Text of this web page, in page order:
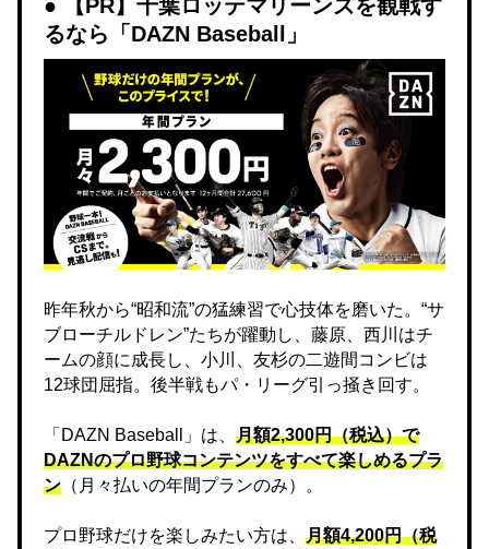
【PR】千葉ロッテマリーンズを観戦す
るなら「DAZN Baseball」
昨年秋から“昭和流”の猛練習で心技体を磨いた。“サ
ブローチルドレン”たちが躍動し、藤原、西川はチ
ームの顔に成長し、小川、友杉の二遊間コンビは
12球団屈指。後半戦もパ・リーグ引っ掻き回す。
「DAZN Baseball」は、 月額2,300円（税込）で
DAZNのプロ野球コンテンツをすべて楽しめるプラ
ン （月々払いの年間プランのみ）。
プロ野球だけを楽しみたい方は、 月額4,200円（税